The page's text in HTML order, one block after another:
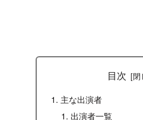
目次
主な出演者
出演者一覧